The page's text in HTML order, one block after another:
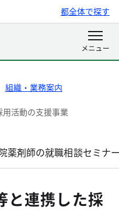
都全体で探す
組織・業務案内
活動の支援事業
薬剤師の就職相談セミナ
と連携した採